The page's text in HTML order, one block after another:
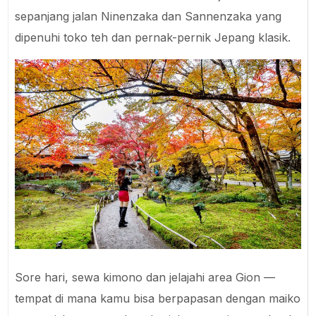
sepanjang jalan Ninenzaka dan Sannenzaka yang
dipenuhi toko teh dan pernak-pernik Jepang klasik.
Sore hari, sewa kimono dan jelajahi area Gion —
tempat di mana kamu bisa berpapasan dengan maiko